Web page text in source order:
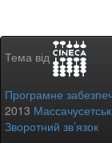
Тема від
Програмне
2013
Зворотний зв’язок